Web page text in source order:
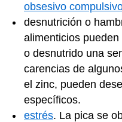
obsesivo
desnutrición o
alimenticios
o desnutrido una
carencias de
el zinc, pueden
específicos.
estrés. La pica se